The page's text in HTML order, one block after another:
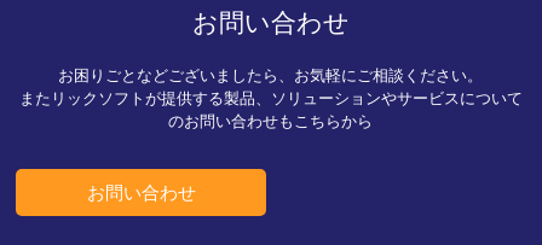
お問い合わせ
お困りごとなどございましたら、お気軽にご相談ください。
またリックソフトが提供する製品、ソリューションやサービスについて
のお問い合わせもこちらから
お問い合わせ